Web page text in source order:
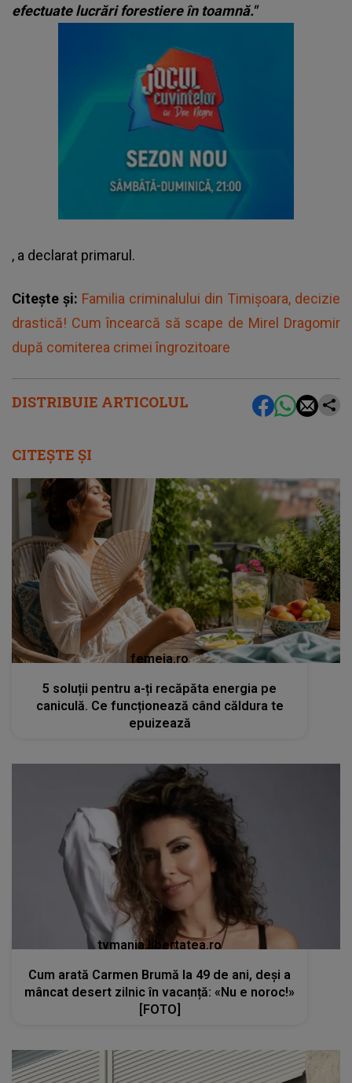
DISTRIBUIE ARTICOLUL
efectuate lucrări forestiere în toamnă."
, a declarat primarul.
Citește și: Familia criminalului din Timișoara, decizie
drastică! Cum încearcă să scape de Mirel Dragomir
după comiterea crimei îngrozitoare
CITEȘTE ȘI
femeia.ro
5 soluții pentru a-ți recăpăta energia pe
caniculă. Ce funcționează când căldura te
epuizează
tvmania.libertatea.ro
Cum arată Carmen Brumă la 49 de ani, deși a
mâncat desert zilnic în vacanță: «Nu e noroc!»
[FOTO]